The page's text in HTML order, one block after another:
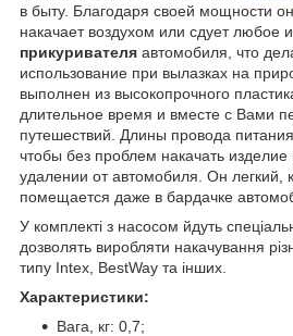
в быту. Благодаря своей мощности
накачает воздухом или сдует любое
прикуривателя автомобиля, что
использование при вылазках на
выполнен из высокопрочного
длительное время и вместе с Вами
путешествий. Длины провода питания
чтобы без проблем накачать изделие
удалении от автомобиля. Он легкий,
помещается даже в бардачке
У комплекті з насосом йдуть
дозволять виробляти накачування
типу Intex, BestWay та інших.
Характеристики:
Вага, кг: 0,7;